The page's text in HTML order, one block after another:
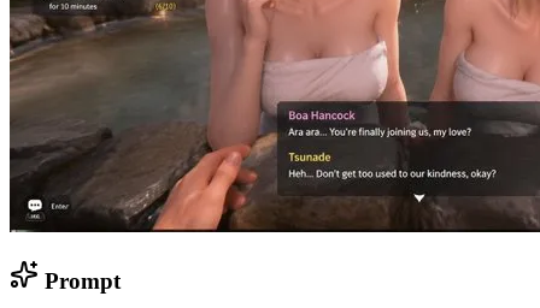
Prompt